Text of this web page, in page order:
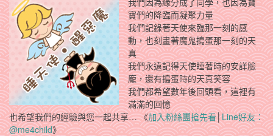
寶們的降臨而凝聚力量
我們記錄著天使來臨那一刻的感
動，也刻畫著魔鬼搗蛋那一刻的天
真
我們永遠記得天使睡著時的安詳臉
龐，還有搗蛋時的天真笑容
我們都希望數年後回頭看，這裡有
滿滿的回憶
也希望我們的經驗與您一起共享… 《加入粉絲團搶先看│Line好友：
@me4child》